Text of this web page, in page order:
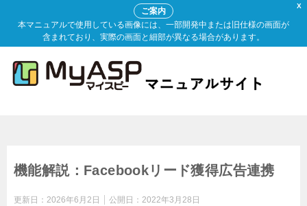
X
ご案内
本マニュアルで使用している画像には、一部開発中または旧仕様の画面が
含まれており、実際の画面と細部が異なる場合があります。
機能解説：Facebookリード獲得広告連携
更新日： 2026年6月2日 公開日： 2022年3月28日